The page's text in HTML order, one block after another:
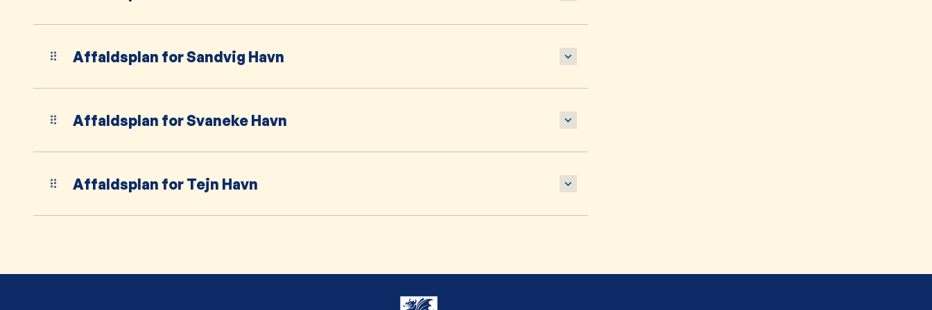
Affaldsplan for Sandvig Havn
Affaldsplan for Svaneke Havn
Affaldsplan for Tejn Havn